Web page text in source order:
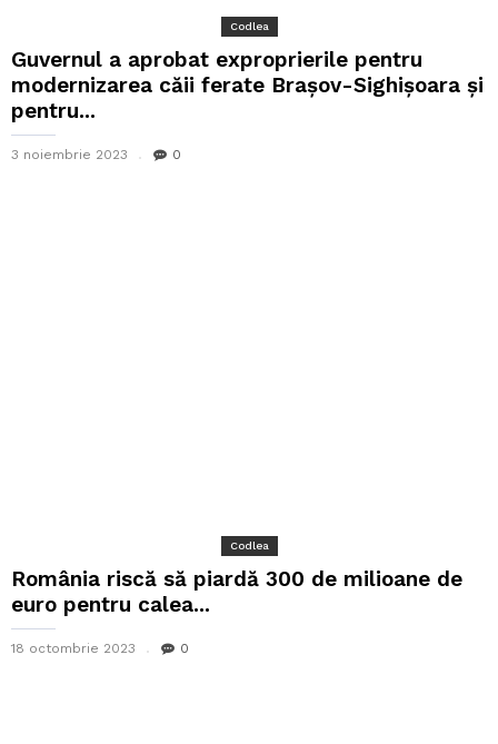
Codlea
Guvernul a aprobat exproprierile pentru
modernizarea căii ferate Brașov-Sighișoara şi
pentru...
3 noiembrie 2023 0
Codlea
România riscă să piardă 300 de milioane de
euro pentru calea...
18 octombrie 2023 0